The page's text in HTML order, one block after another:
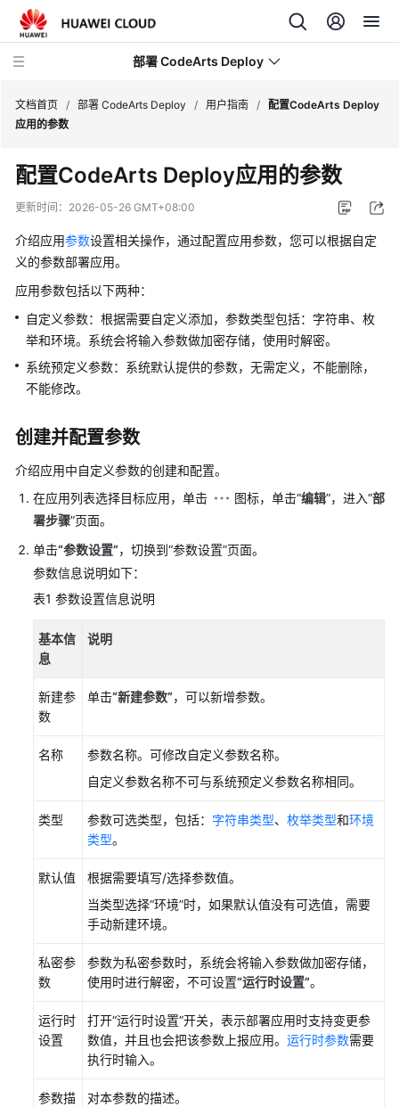
部署 CodeArts Deploy
最
新
动
功
总
览
产
品
介
速
入
门
用
户
指
部
服
务
Deploy
流
开
权
使
CodeArts
Deploy
问
文档首页 / 部署 CodeArts Deploy / 用户指南 /
配置CodeArts Deploy
应用的参数
配置CodeArts Deploy应用的参数
更新时间： 2026-05-26 GMT+08:00
介绍应用参数设置相关操作，通过配置应用参数，您可以根据自定
义的参数部署应用。
应用参数包括以下两种：
自定义参数：根据需要自定义添加，参数类型包括：字符串、枚
举和环境。系统会将输入参数做加密存储，使用时解密。
系统预定义参数：系统默认提供的参数，无需定义，不能删除，
不能修改。
创建并配置参数
介绍应用中自定义参数的创建和配置。
在应用列表选择目标应用，单击
图标，单击“编辑”，进入“部
署步骤”页面。
单击“参数设置”，切换到“参数设置”页面。
参数信息说明如下：
表1 参数设置信息说明
基本信
息
说明
新建参
数
单击“新建参数”，可以新增参数。
名称
参数名称。可修改自定义参数名称。
自定义参数名称不可与系统预定义参数名称相同。
类型 参数可选类型，包括： 字符串类型、 枚举类型和环境
类型。
默认值
根据需要填写/选择参数值。
当类型选择“环境”时，如果默认值没有可选值，需要
手动新建环境。
私密参
数
参数为私密参数时，系统会将输入参数做加密存储，
使用时进行解密，不可设置“运行时设置”。
运行时
设置
打开“运行时设置”开关，表示部署应用时支持变更参
数值，并且也会把该参数上报应用。 运行时参数需要
执行时输入。
参数描
对本参数的描述。